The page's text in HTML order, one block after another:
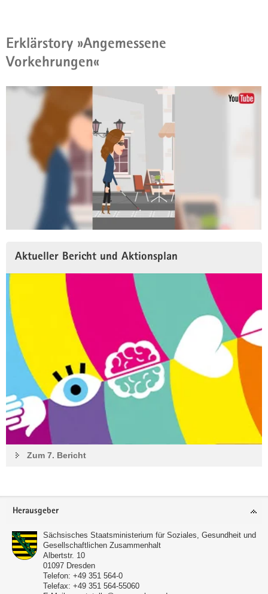
Erklärstory »Angemessene
Vorkehrungen«
Aktueller Bericht und Aktionsplan
Zum 7. Bericht
Footer-
Herausgeber
Sächsisches Staatsministerium für Soziales, Gesundheit und
Gesellschaftlichen Zusammenhalt
Albertstr. 10
01097 Dresden
Telefon: +49 351 564-0
Telefax: +49 351 564-55060